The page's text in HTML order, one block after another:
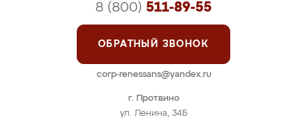
г. Протвино
ул. Ленина, 34Б
8 (800) 511-89-55
ОБРАТНЫЙ ЗВОНОК
corp-renessans@yandex.ru